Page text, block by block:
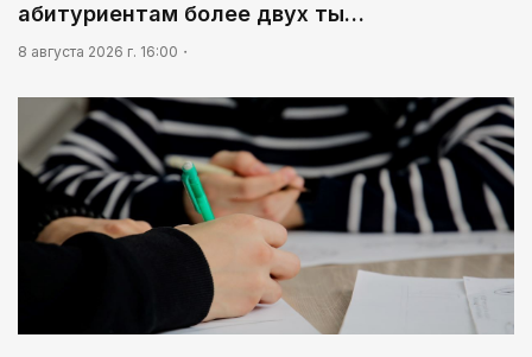
абитуриентам более двух ты…
8 августа 2026 г. 16:00